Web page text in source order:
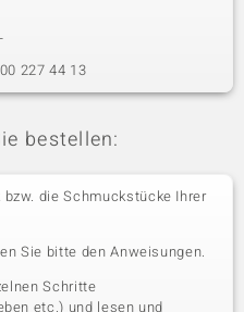
227 44 13
bestellen:
die Schmuckstücke Ihrer
Sie bitte den Anweisungen.
Schritte
etc.) und lesen und